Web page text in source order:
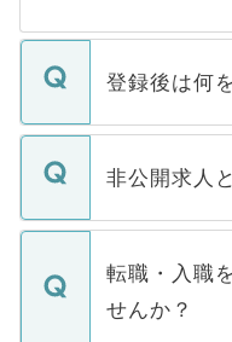
登録後は何
ご登録いただ
登録内容を確
ます。通常、
いただきます
非公開求人
マイナビ
うち約3割は
けない「非公
下記の理由に
転職・入職
せんか？